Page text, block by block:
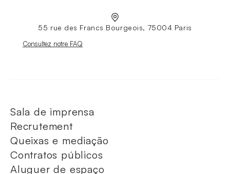
55 rue des Francs Bourgeois, 75004 Paris
Nouvelle fenêtre
Consultez notre FAQ
Sala de imprensa
Recrutement
Queixas e mediação
Contratos públicos
Aluguer de espaço